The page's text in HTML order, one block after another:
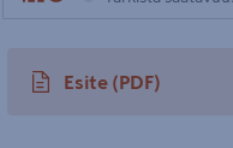
Esite (PDF)
avautuu uuteen